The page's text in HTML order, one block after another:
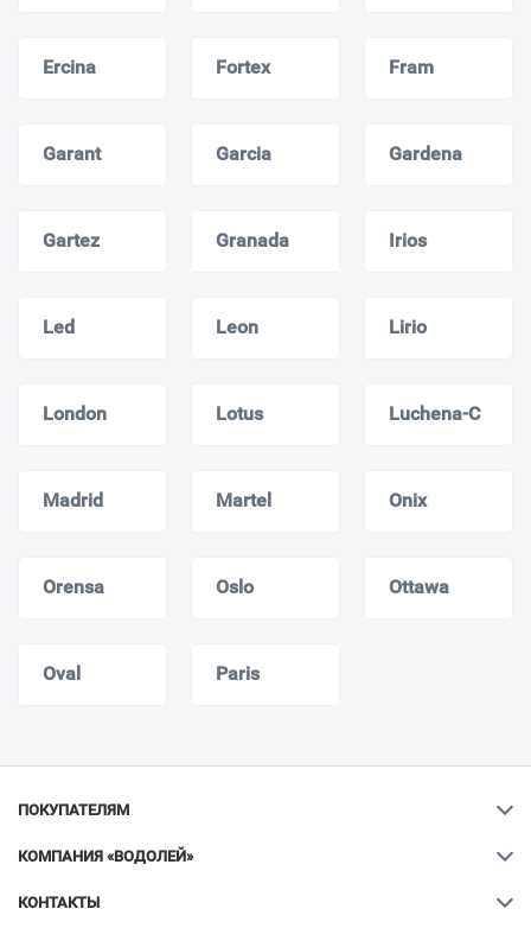
Ercina Fortex Fram
Garant Garcia Gardena
Gartez Granada Irios
Led Leon Lirio
London Lotus Luchena-C
Madrid Martel Onix
Orensa Oslo Ottawa
Oval Paris
ПОКУПАТЕЛЯМ
КОМПАНИЯ «ВОДОЛЕЙ»
КОНТАКТЫ